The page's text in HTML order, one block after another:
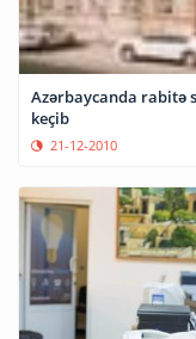
Azərbaycanda rabitə
keçib
21-12-2010